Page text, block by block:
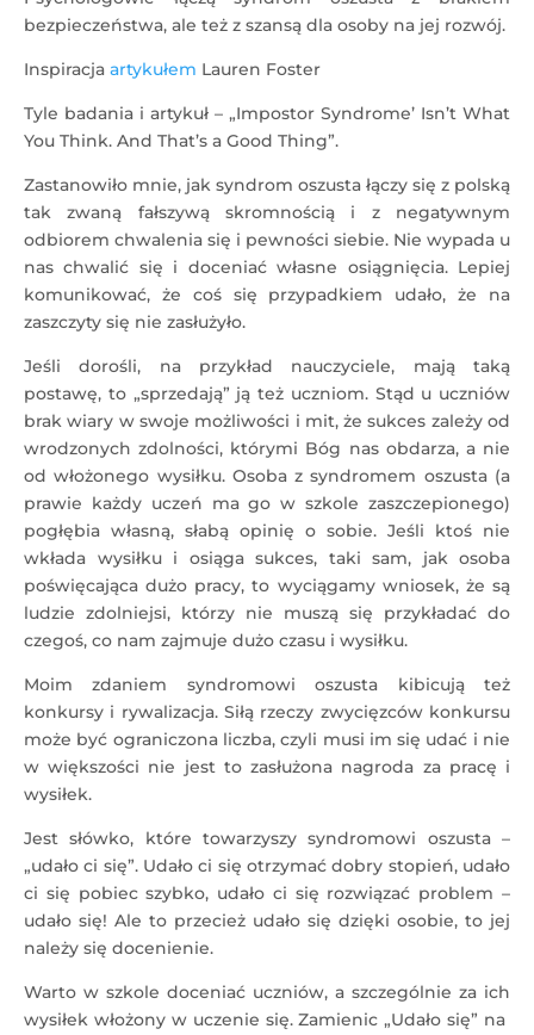
bezpieczeństwa, ale też z szansą dla osoby na jej rozwój.
Inspiracja artykułem Lauren Foster
Tyle badania i artykuł – „Impostor Syndrome’ Isn’t What
You Think. And That’s a Good Thing”.
Zastanowiło mnie, jak syndrom oszusta łączy się z polską
tak zwaną fałszywą skromnością i z negatywnym
odbiorem chwalenia się i pewności siebie. Nie wypada u
nas chwalić się i doceniać własne osiągnięcia. Lepiej
komunikować, że coś się przypadkiem udało, że na
zaszczyty się nie zasłużyło.
Jeśli dorośli, na przykład nauczyciele, mają taką
postawę, to „sprzedają” ją też uczniom. Stąd u uczniów
brak wiary w swoje możliwości i mit, że sukces zależy od
wrodzonych zdolności, którymi Bóg nas obdarza, a nie
od włożonego wysiłku. Osoba z syndromem oszusta (a
prawie każdy uczeń ma go w szkole zaszczepionego)
pogłębia własną, słabą opinię o sobie. Jeśli ktoś nie
wkłada wysiłku i osiąga sukces, taki sam, jak osoba
poświęcająca dużo pracy, to wyciągamy wniosek, że są
ludzie zdolniejsi, którzy nie muszą się przykładać do
czegoś, co nam zajmuje dużo czasu i wysiłku.
Moim zdaniem syndromowi oszusta kibicują też
konkursy i rywalizacja. Siłą rzeczy zwycięzców konkursu
może być ograniczona liczba, czyli musi im się udać i nie
w większości nie jest to zasłużona nagroda za pracę i
wysiłek.
Jest słówko, które towarzyszy syndromowi oszusta –
„udało ci się”. Udało ci się otrzymać dobry stopień, udało
ci się pobiec szybko, udało ci się rozwiązać problem –
udało się! Ale to przecież udało się dzięki osobie, to jej
należy się docenienie.
Warto w szkole doceniać uczniów, a szczególnie za ich
wysiłek włożony w uczenie się. Zamienic „Udało się” na